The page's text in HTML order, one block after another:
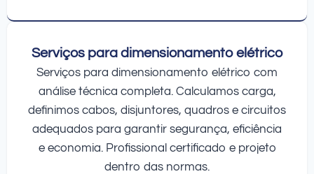
Serviços para dimensionamento elétrico
Serviços para dimensionamento elétrico com
análise técnica completa. Calculamos carga,
definimos cabos, disjuntores, quadros e circuitos
adequados para garantir segurança, eficiência
e economia. Profissional certificado e projeto
dentro das normas.